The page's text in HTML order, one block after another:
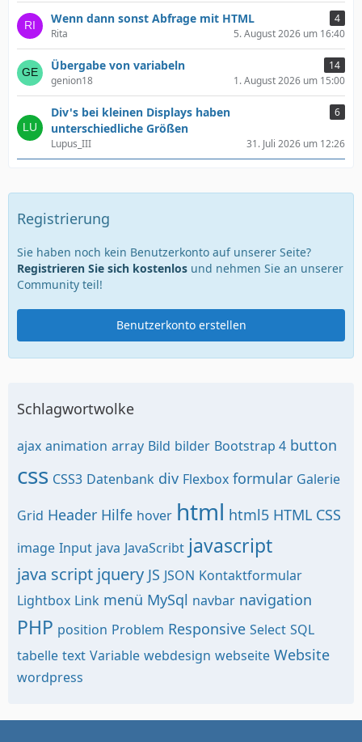
Wenn dann sonst Abfrage mit HTML
4
Rita
5. August 2026 um 16:40
Übergabe von variabeln
14
genion18
1. August 2026 um 15:00
Div's bei kleinen Displays haben
unterschiedliche Größen
6
Lupus_III 31. Juli 2026 um 12:26
Registrierung
Sie haben noch kein Benutzerkonto auf unserer Seite?
Registrieren Sie sich kostenlos und nehmen Sie an unserer
Community teil!
Benutzerkonto erstellen
Schlagwortwolke
ajax animation array Bild bilder Bootstrap 4 button
css CSS3 Datenbank div Flexbox formular Galerie
Grid Header Hilfe hover html html5 HTML CSS
image Input java JavaScribt javascript
java script jquery JS JSON Kontaktformular
Lightbox Link menü MySql navbar navigation
PHP position Problem Responsive Select SQL
tabelle text Variable webdesign webseite Website
wordpress